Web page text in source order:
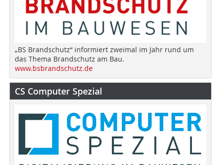
„BS Brandschutz“ informiert zweimal im Jahr rund um
das Thema Brandschutz am Bau.
www.bsbrandschutz.de
CS Computer Spezial